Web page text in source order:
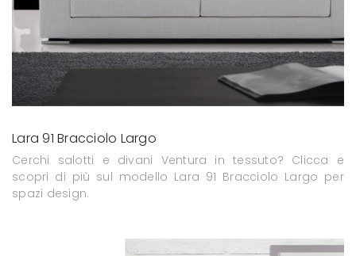
Lara 91 Bracciolo Largo
Cerchi salotti e divani Ventura in tessuto? Clicca e
scopri di più sul modello Lara 91 Bracciolo Largo per
spazi design.